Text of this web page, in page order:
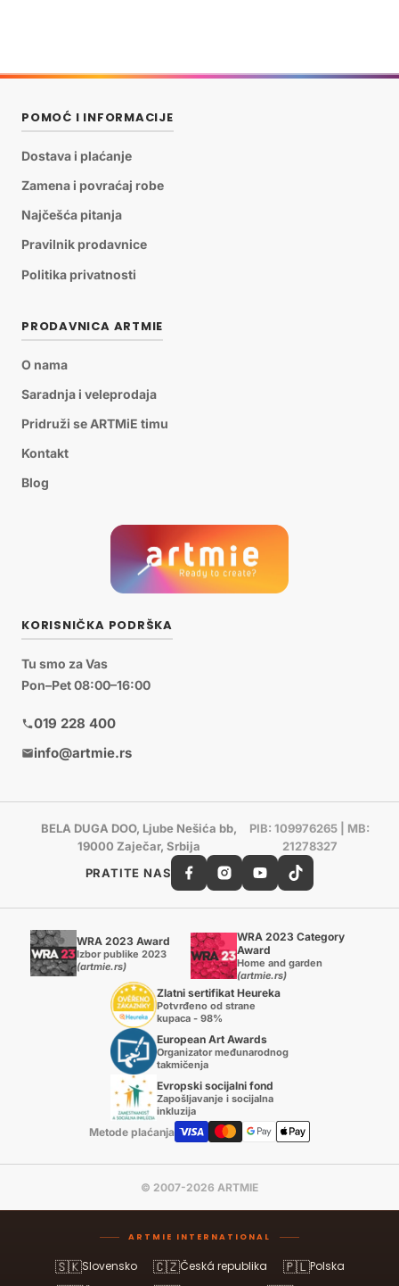
POMOĆ I INFORMACIJE
Dostava i plaćanje
Zamena i povraćaj robe
Najčešća pitanja
Pravilnik prodavnice
Politika privatnosti
PRODAVNICA ARTMIE
O nama
Saradnja i veleprodaja
Pridruži se ARTMiE timu
Kontakt
Blog
KORISNIČKA PODRŠKA
Tu smo za Vas
Pon–Pet 08:00–16:00
019 228 400
info@artmie.rs
BELA DUGA DOO, Ljube Nešića bb,
19000 Zaječar, Srbija
PIB: 109976265 | MB:
21278327
PRATITE NAS
WRA 2023 Award
Izbor publike 2023
(artmie.rs)
WRA 2023 Category
Award
Home and garden
(artmie.rs)
Zlatni sertifikat Heureka
Potvrđeno od strane
kupaca - 98%
European Art Awards
Organizator međunarodnog
takmičenja
Evropski socijalni fond
Zapošljavanje i socijalna
inkluzija
Metode plaćanja
© 2007-2026 ARTMIE
ARTMIE INTERNATIONAL
🇸🇰Slovensko 🇨🇿Česká republika 🇵🇱Polska